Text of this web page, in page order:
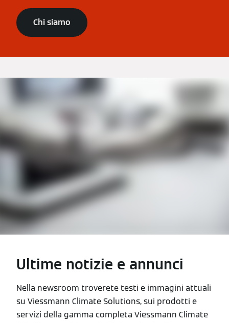
Chi siamo
Ultime notizie e annunci
Nella newsroom troverete testi e immagini attuali
su Viessmann Climate Solutions, sui prodotti e
servizi della gamma completa Viessmann Climate